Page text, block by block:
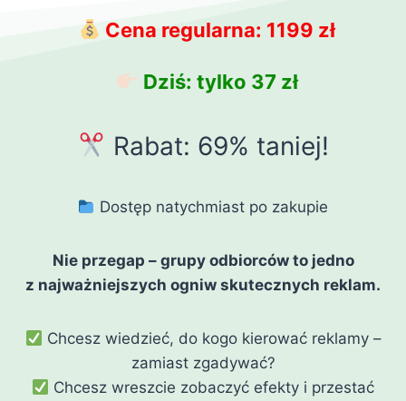
Cena regularna: 1199 zł
Dziś: tylko 37 zł
Rabat: 69% taniej!
Dostęp natychmiast po zakupie
Nie przegap – grupy odbiorców to jedno
z najważniejszych ogniw skutecznych reklam.
Chcesz wiedzieć, do kogo kierować reklamy –
zamiast zgadywać?
Chcesz wreszcie zobaczyć efekty i przestać